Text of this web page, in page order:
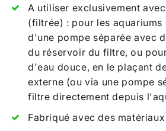
A utiliser exclusivement
(filtrée) : pour les aquariums
d'une pompe séparée avec
du réservoir du filtre, ou
d'eau douce, en le plaçant
externe (ou via une pompe
filtre directement depuis
Fabriqué avec des